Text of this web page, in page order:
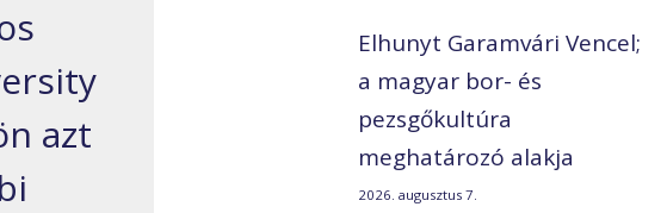
azt
Elhunyt Garamvári Vencel;
a magyar bor- és
pezsgőkultúra
meghatározó alakja
2026. augusztus 7.